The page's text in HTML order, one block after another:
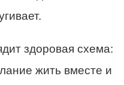
здоровая схема:
жить вместе и